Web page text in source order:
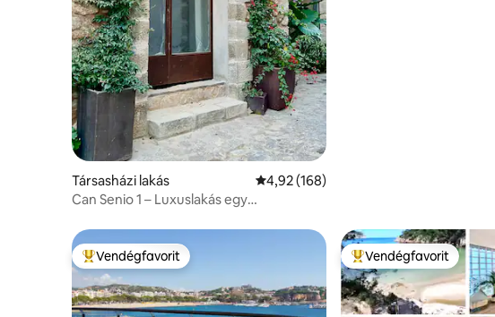
Társasházi lakás Átlagos értékelés: 5/4,92, 168 vélemény
4,92 (168)
Can Senio 1 – Luxuslakás egy
Kiemelt vendégfavorit
Vendégfavorit Kiemelt vendégfavorit
Vendégfavorit